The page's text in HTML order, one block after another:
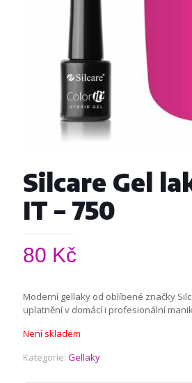
Silcare Gel
IT – 750
80 Kč
Moderní gellaky od oblíbené značky
uplatnění v domácí i profesionální
Není skladem
Kategorie: Gellaky